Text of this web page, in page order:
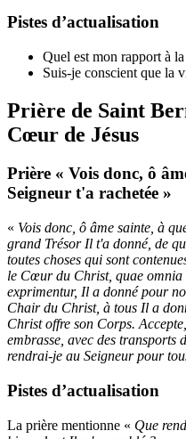
Pistes d’actualisation
Quel est mon rapport à
Suis-je conscient que la
Prière de Saint
Cœur de Jésus
Prière « Vois donc, ô
Seigneur t'a rachetée »
« Vois donc, ô âme sainte, à
grand Trésor Il t'a donné, de
toutes choses qui sont
le Cœur du Christ, quae
exprimentur, Il a donné pour
Chair du Christ, à tous Il a
Christ offre son Corps.
embrasse, avec des transports
rendrai-je au Seigneur pour
Pistes d’actualisation
La prière mentionne « Que